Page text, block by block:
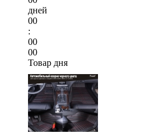
дней
00
:
00
00
Товар дня